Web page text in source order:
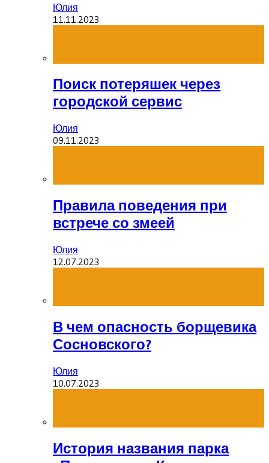
Юлия
11.11.2023
Поиск потеряшек через
городской сервис
Юлия
09.11.2023
Правила поведения при
встрече со змеей
Юлия
12.07.2023
В чем опасность борщевика
Сосновского?
Юлия
10.07.2023
История названия парка